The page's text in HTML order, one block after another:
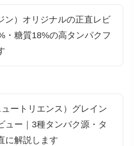
ン）オリジナルの正直レビ
・糖質18%の高タンパクフ
ートリエンス）グレイン
ュー｜3種タンパク源・タ
に解説します